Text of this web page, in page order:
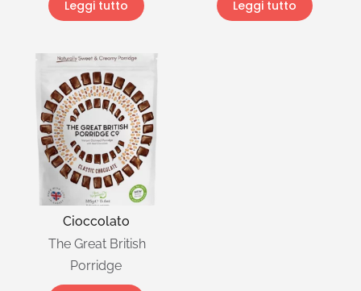
Leggi tutto Leggi tutto
Cioccolato
The Great British
Porridge